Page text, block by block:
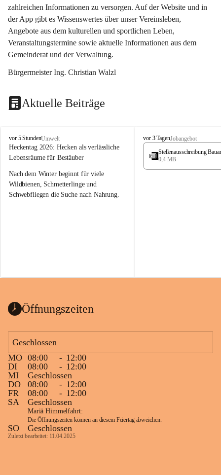
zahlreichen Informationen zu versorgen. Auf der Website und in
der App gibt es Wissenswertes über unser Vereinsleben,
Angebote aus dem kulturellen und sportlichen Leben,
Veranstaltungstermine sowie aktuelle Informationen aus dem
Gemeinderat und der Verwaltung.
Bürgermeister Ing. Christian Walzl
Aktuelle Beiträge
S
t
ö
s
i
n
vor 5 StundenUmwelt
Heckentag 2026: Hecken als verlässliche
Lebensräume für Bestäuber
Nach dem Winter beginnt für viele
Wildbienen, Schmetterlinge und
Schwebfliegen die Suche nach Nahrung.
können ab 1. September wieder heimische
Vielfalt in Gärten bringen und zugleich
Wie wichtig Hecken sind zeigt das
österreichweite Forschungsprojekt
„Heckenleben“ des Vereins Regionale
Gehölzvermehrung. Die Untersuchungen
machen deutlich, dass Bestäuber auf ein
möglichst durchgehendes
Nahrungsangebot angewiesen sind.
Heimische Hecken können
Versorgungslücken schließen, weil
unterschiedliche Gehölzarten zu
S
t
s
vor 3 TagenJobangebot
Stellenausschreibung
0,4 MB
Öffnungszeiten
Geschlossen
MO 08:00 - 12:00
DI
08:00 - 12:00
MI
Geschlossen
DO
08:00 - 12:00
FR
08:00 - 12:00
SA
Geschlossen
Mariä Himmelfahrt:
Die Öffnungszeiten können an diesem Feiertag abweichen.
SO Geschlossen
Zuletzt bearbeitet: 11.04.2025